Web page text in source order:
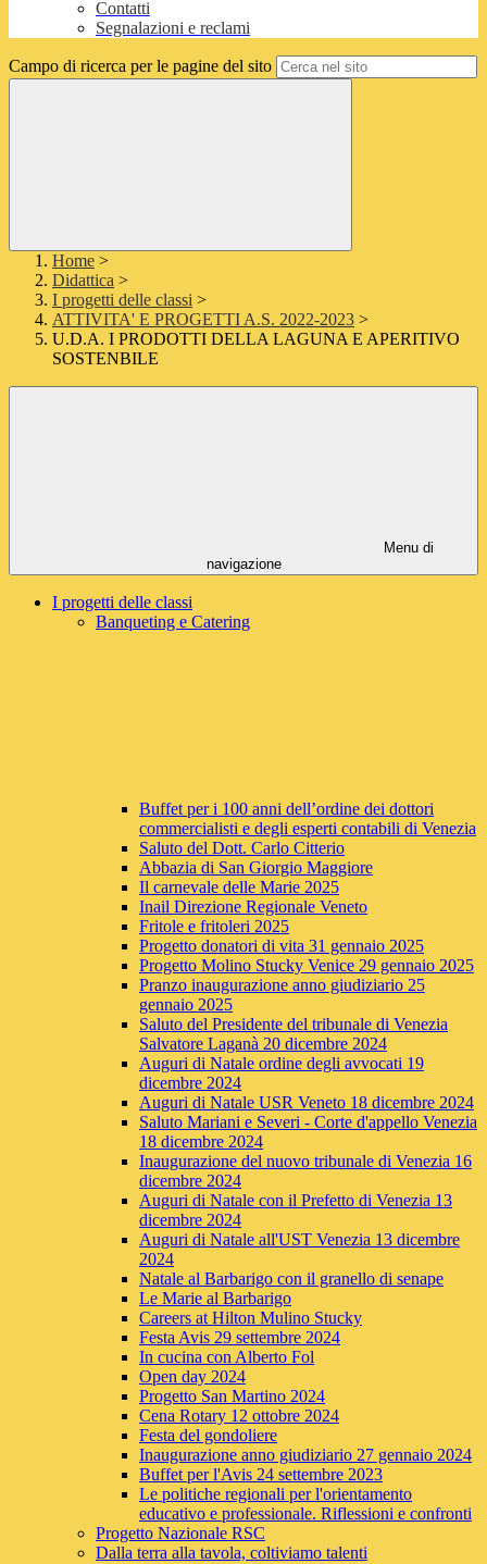
Contatti
Segnalazioni e reclami
Campo di ricerca per le pagine del sito
Home >
Didattica >
I progetti delle classi >
ATTIVITA' E PROGETTI A.S. 2022-2023 >
U.D.A. I PRODOTTI DELLA LAGUNA E APERITIVO
SOSTENBILE
Menu di
navigazione
I progetti delle classi
Banqueting e Catering
Buffet per i 100 anni dell’ordine dei dottori
commercialisti e degli esperti contabili di Venezia
Saluto del Dott. Carlo Citterio
Abbazia di San Giorgio Maggiore
Il carnevale delle Marie 2025
Inail Direzione Regionale Veneto
Fritole e fritoleri 2025
Progetto donatori di vita 31 gennaio 2025
Progetto Molino Stucky Venice 29 gennaio 2025
Pranzo inaugurazione anno giudiziario 25
gennaio 2025
Saluto del Presidente del tribunale di Venezia
Salvatore Laganà 20 dicembre 2024
Auguri di Natale ordine degli avvocati 19
dicembre 2024
Auguri di Natale USR Veneto 18 dicembre 2024
Saluto Mariani e Severi - Corte d'appello Venezia
18 dicembre 2024
Inaugurazione del nuovo tribunale di Venezia 16
dicembre 2024
Auguri di Natale con il Prefetto di Venezia 13
dicembre 2024
Auguri di Natale all'UST Venezia 13 dicembre
2024
Natale al Barbarigo con il granello di senape
Le Marie al Barbarigo
Careers at Hilton Mulino Stucky
Festa Avis 29 settembre 2024
In cucina con Alberto Fol
Open day 2024
Progetto San Martino 2024
Cena Rotary 12 ottobre 2024
Festa del gondoliere
Inaugurazione anno giudiziario 27 gennaio 2024
Buffet per l'Avis 24 settembre 2023
Le politiche regionali per l'orientamento
educativo e professionale. Riflessioni e confronti
Progetto Nazionale RSC
Dalla terra alla tavola, coltiviamo talenti